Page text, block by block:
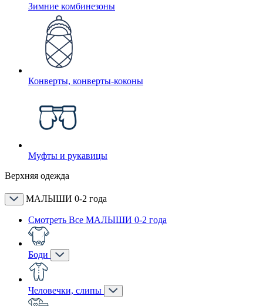
Зимние комбинезоны
Конверты, конверты-коконы
Муфты и рукавицы
Верхняя одежда
МАЛЫШИ 0-2 года
Смотреть Все МАЛЫШИ 0-2 года
Боди
Человечки, слипы